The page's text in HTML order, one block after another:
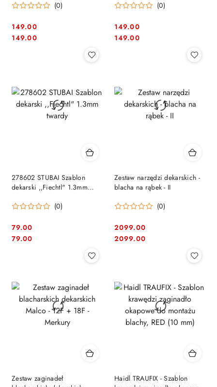
(0)
Cena:
149.00
Cena:
149.00
(0)
Cena:
149.00
Cena:
149.00
278602 STUBAI Szablon
dekarski ,,Fiechtl" 1.3mm
(0)
Cena:
79.00
Cena:
79.00
Zestaw narzędzi dekarskich -
blacha na rąbek - II
(0)
Cena:
2099.00
Cena:
2099.00
Zestaw zaginadeł
Haidl TRAUFIX - Szablon